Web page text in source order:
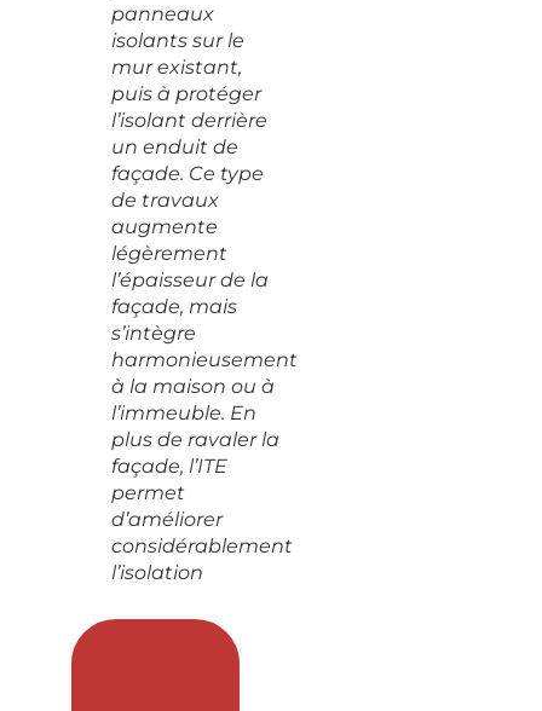
panneaux
isolants sur le
mur existant,
puis à protéger
l’isolant derrière
un enduit de
façade. Ce type
de travaux
augmente
légèrement
l’épaisseur de la
façade, mais
s’intègre
harmonieusement
à la maison ou à
l’immeuble. En
plus de ravaler la
façade, l’ITE
permet
d’améliorer
considérablement
l’isolation